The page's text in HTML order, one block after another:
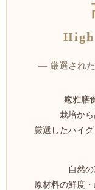
― 厳選され
癒雅膳
栽培から
厳選したハイ
自然
原材料の鮮度